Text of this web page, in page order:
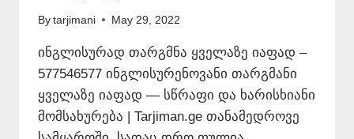
By tarjimani May 29, 2022
ინგლისურად თარგმნა ყველაზე იაფად –
577546577 ინგლისურენოვანი თარგმანი
ყველაზე იაფად — სწრაფი და ხარისხიანი
მომსახურება | Tarjiman.ge თანამედროვე